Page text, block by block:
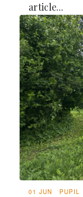
article...
01 JUN PUPIL